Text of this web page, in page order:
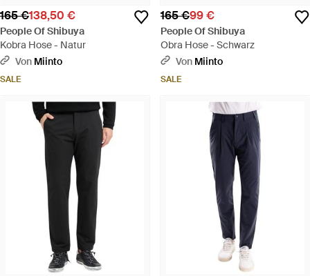
165 €138,50 €
People Of Shibuya
Kobra Hose - Natur
Von Miinto
SALE
165 €99 €
People Of Shibuya
Obra Hose - Schwarz
Von Miinto
SALE